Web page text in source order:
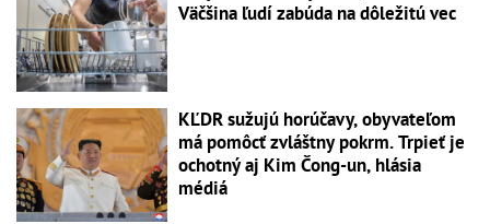
Väčšina ľudí zabúda na dôležitú vec
KĽDR sužujú horúčavy, obyvateľom
má pomôcť zvláštny pokrm. Trpieť je
ochotný aj Kim Čong-un, hlásia
médiá